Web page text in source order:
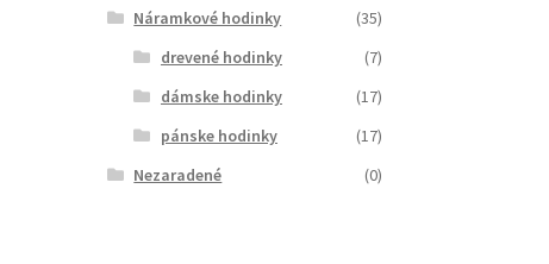
Náramkové hodinky
(35)
drevené hodinky
(7)
dámske hodinky
(17)
pánske hodinky
(17)
Nezaradené
(0)